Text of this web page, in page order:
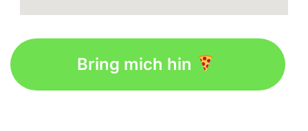
Bring mich hin